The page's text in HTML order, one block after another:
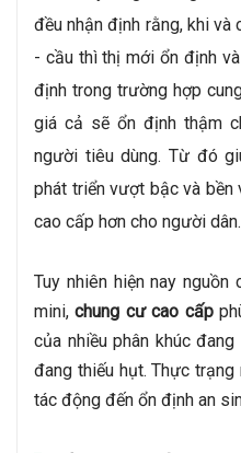
đều nhận định rằng, khi
- cầu thì thị mới ổn định
định trong trường hợp
giá cả sẽ ổn định thậm
người tiêu dùng. Từ đó
phát triển vượt bậc và bền
cao cấp hơn cho người dân.
Tuy nhiên hiện nay
mini, chung cư cao cấp
của nhiều phân khúc
đang thiếu hụt. Thực
tác động đến ổn định an